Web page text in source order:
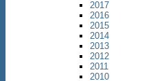
2017
2016
2015
2014
2013
2012
2011
2010